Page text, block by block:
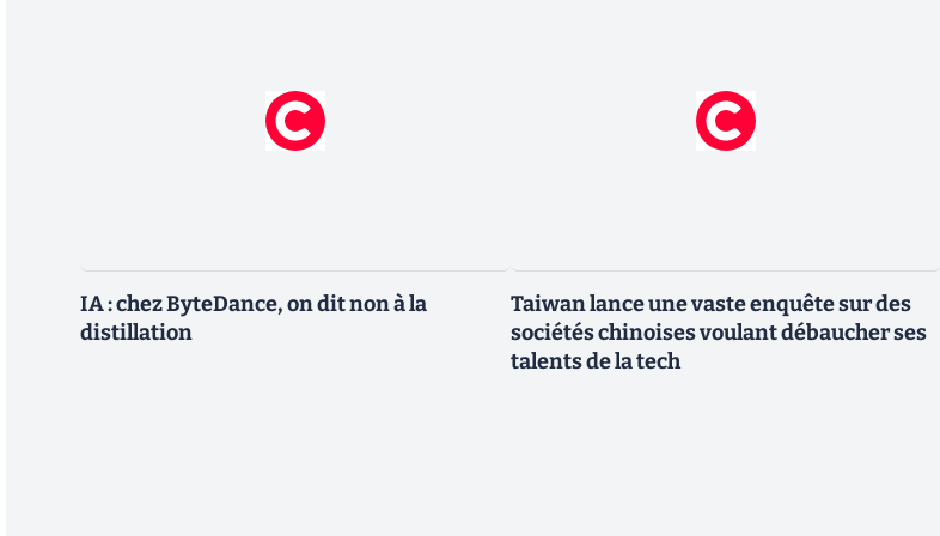
IA : chez ByteDance, on dit non à la
distillation
Taiwan lance une vaste enquête sur des
sociétés chinoises voulant débaucher ses
talents de la tech